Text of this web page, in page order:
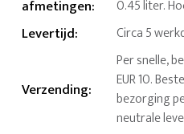
afmetingen: 0.45 liter.
Levertijd: Circa 5
Verzending:
Per snelle,
EUR 10.
bezorging
neutrale